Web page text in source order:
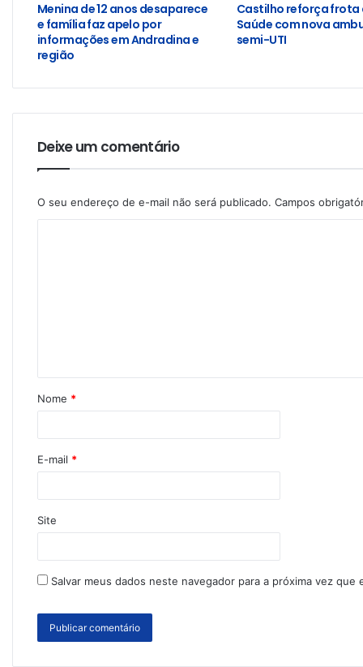
Menina de 12 anos desaparece
e família faz apelo por
informações em Andradina e
região
Castilho reforça frota
Saúde com nova
semi-UTI
Deixe um comentário
O seu endereço de e-mail não será publicado. Campos
Nome *
E-mail *
Site
Salvar meus dados neste navegador para a próxima vez que